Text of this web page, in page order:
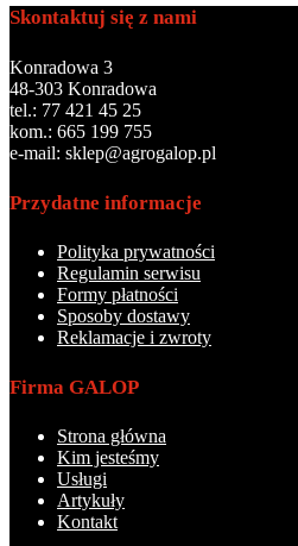
Skontaktuj się z nami
Konradowa 3
48-303 Konradowa
tel.: 77 421 45 25
kom.: 665 199 755
e-mail: sklep@agrogalop.pl
Przydatne informacje
Polityka prywatności
Regulamin serwisu
Formy płatności
Sposoby dostawy
Reklamacje i zwroty
Firma GALOP
Strona główna
Kim jesteśmy
Usługi
Artykuły
Kontakt